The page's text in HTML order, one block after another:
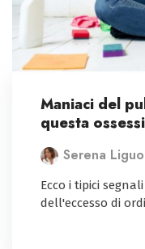
Maniaci del
questa
Serena
Ecco i tipici
dell'eccesso di